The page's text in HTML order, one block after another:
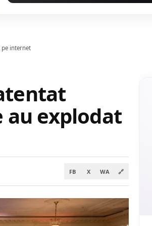
pe internet
au explodat
FB X WA 🔗